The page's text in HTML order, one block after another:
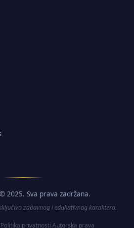
2025. Sva prava zadržana.
zabavnog i edukativnog karaktera.
Politika privatnosti·Autorska prava